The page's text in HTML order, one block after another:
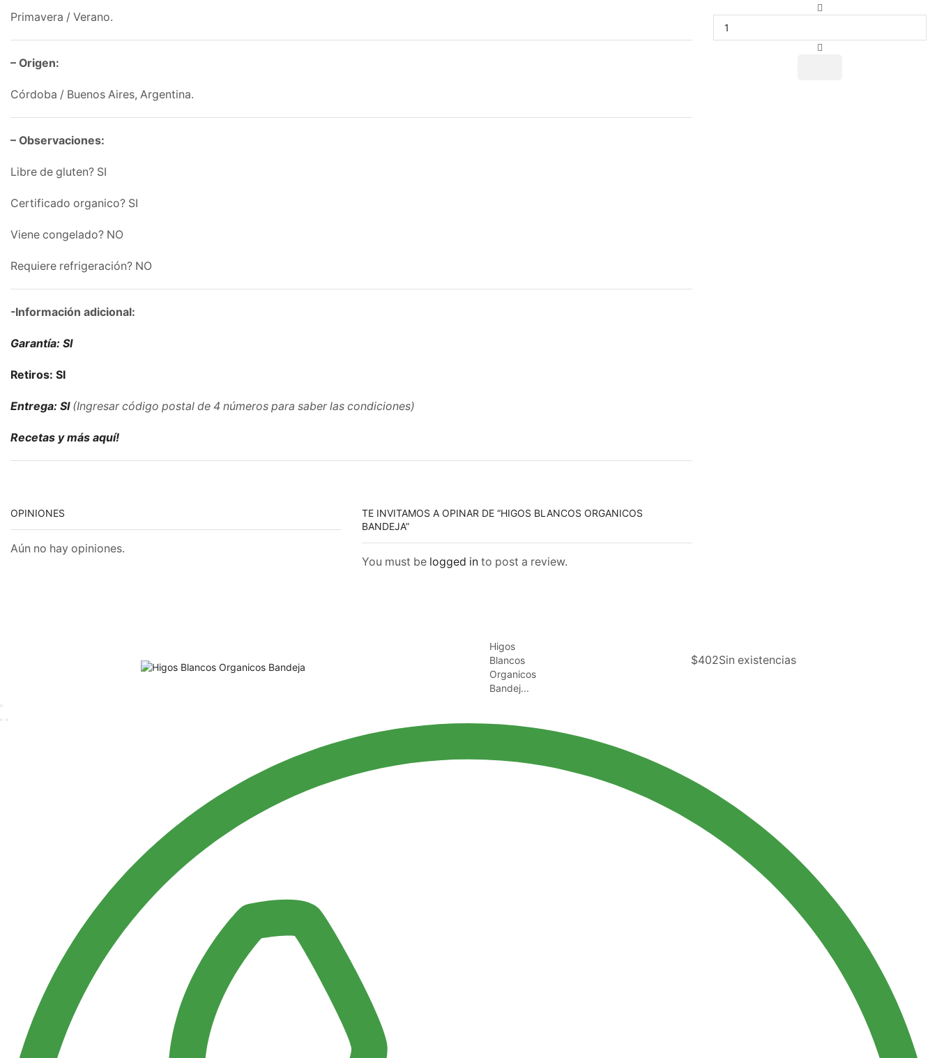
Primavera / Verano.
– Origen:
Córdoba / Buenos Aires, Argentina.
– Observaciones:
Libre de gluten? SI
Certificado organico? SI
Viene congelado? NO
Requiere refrigeración? NO
-Información adicional:
Garantía: SI
Retiros: SI
Entrega: SI(Ingresar código postal de 4 números para saber las condiciones)
Recetas y más aquí!
OPINIONES
Aún no hay opiniones.
TE INVITAMOS A OPINAR DE “HIGOS BLANCOS ORGANICOS
BANDEJA”
You must be logged in to post a review.
Higos
Blancos
Organicos
Bandej...
$402Sin existencias